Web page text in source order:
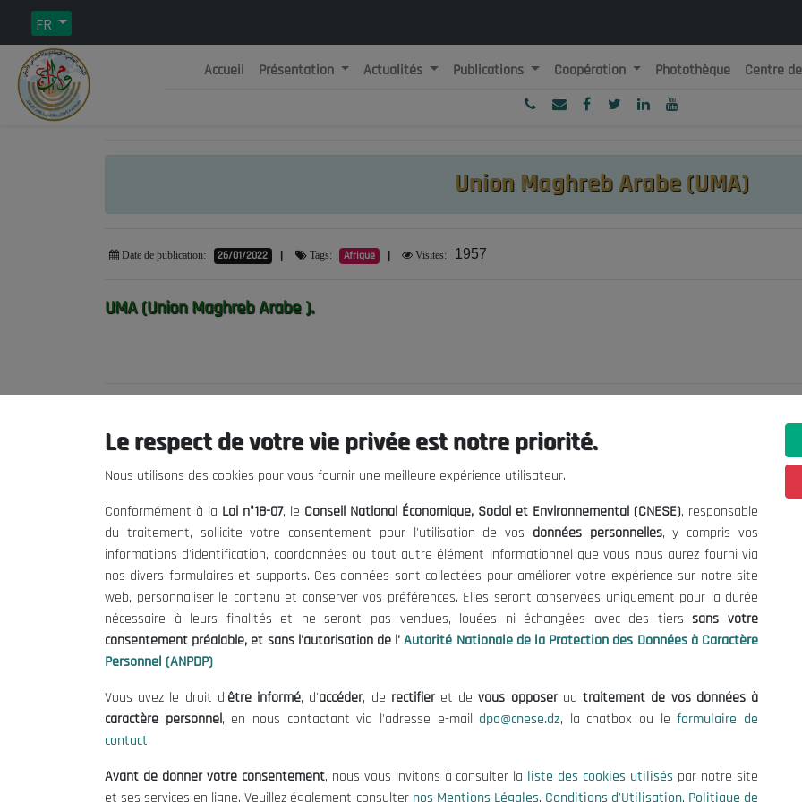
FR
République Algérienne Démocratique et Populaire
Accueil Présentation Actualités Publications Coopération Photothèque Centre
Union Maghreb Arabe (UMA)
Date de publication: 26/01/2022 Tags: Afrique Visites: 1957
UMA (Union Maghreb Arabe ).
Le CNESE
Le président
Organisation
Publications
Informations utiles
Mentions Légales
Conditions d'Utilisation
Politique de Protection des Données
Politique des Cookies
contact@cnese.dz
Suggestions ou Initiatives ?
Newsletter
Inscrivez-vous, soyez le premier à
nos dernières nouvelles.
Suivez-Nous!
© 2026 Conseil National Économique, Social et Environnemental
Le respect de votre vie privée est notre priorité.
Nous utilisons des cookies pour vous fournir une meilleure expérience utilisateur.
Conformément à la Loi n°18-07, le Conseil National Économique, Social et Environnemental (CNESE), responsable
du traitement, sollicite votre consentement pour l'utilisation de vos données personnelles, y compris vos
informations d'identification, coordonnées ou tout autre élément informationnel que vous nous aurez fourni via
nos divers formulaires et supports. Ces données sont collectées pour améliorer votre expérience sur notre site
web, personnaliser le contenu et conserver vos préférences. Elles seront conservées uniquement pour la durée
nécessaire à leurs finalités et ne seront pas vendues, louées ni échangées avec des tierssans votre
consentement préalable, et sans l'autorisation de l' Autorité Nationale de la Protection des Données à Caractère
Personnel (ANPDP)
Vous avez le droit d'être informé, d'accéder, de rectifieret devous opposerautraitement de vos données à
caractère personnel, en nous contactant via l'adresse e-mail dpo@cnese.dz, la chatbox ou leformulaire de
contact.
Avant de donner votre consentement, nous vous invitons à consulter la liste des cookies utilisés par notre site
et ses services en ligne. Veuillez également consulter nos Mentions Légales, Conditions d'Utilisation, Politique de